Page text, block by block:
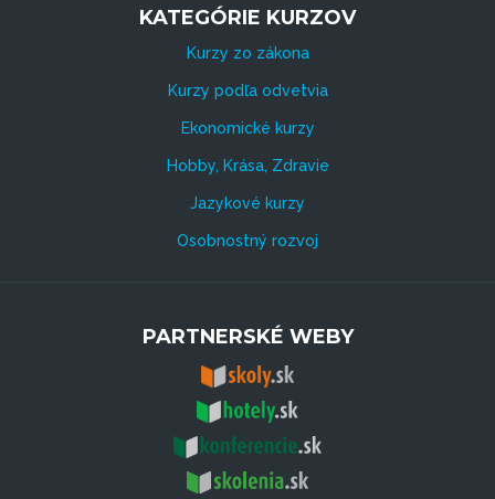
KATEGÓRIE KURZOV
Kurzy zo zákona
Kurzy podľa odvetvia
Ekonomické kurzy
Hobby, Krása, Zdravie
Jazykové kurzy
Osobnostný rozvoj
PARTNERSKÉ WEBY